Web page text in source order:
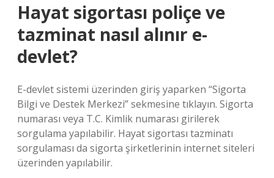
Hayat sigortası poliçe ve
tazminat nasıl alınır e-
devlet?
E-devlet sistemi üzerinden giriş yaparken “Sigorta
Bilgi ve Destek Merkezi” sekmesine tıklayın. Sigorta
numarası veya T.C. Kimlik numarası girilerek
sorgulama yapılabilir. Hayat sigortası tazminatı
sorgulaması da sigorta şirketlerinin internet siteleri
üzerinden yapılabilir.